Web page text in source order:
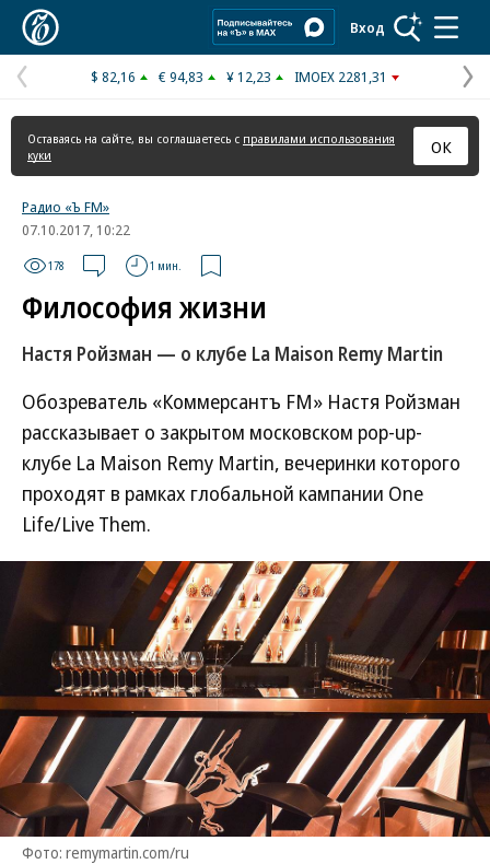
Вход
Предыдущая
страница
$ 82,16 € 94,83 ¥ 12,23 IMOEX 2281,31
Оставаясь на сайте, вы соглашаетесь с правилами использования
куки
ОК
Радио «Ъ FM»
07.10.2017, 10:22
178 1 мин.
Философия жизни
Настя Ройзман — о клубе La Maison Remy Martin
Обозреватель «Коммерсантъ FM» Настя Ройзман
рассказывает о закрытом московском pop-up-
клубе La Maison Remy Martin, вечеринки которого
проходят в рамках глобальной кампании One
Life/Live Them.
Фото: remymartin.com/ru